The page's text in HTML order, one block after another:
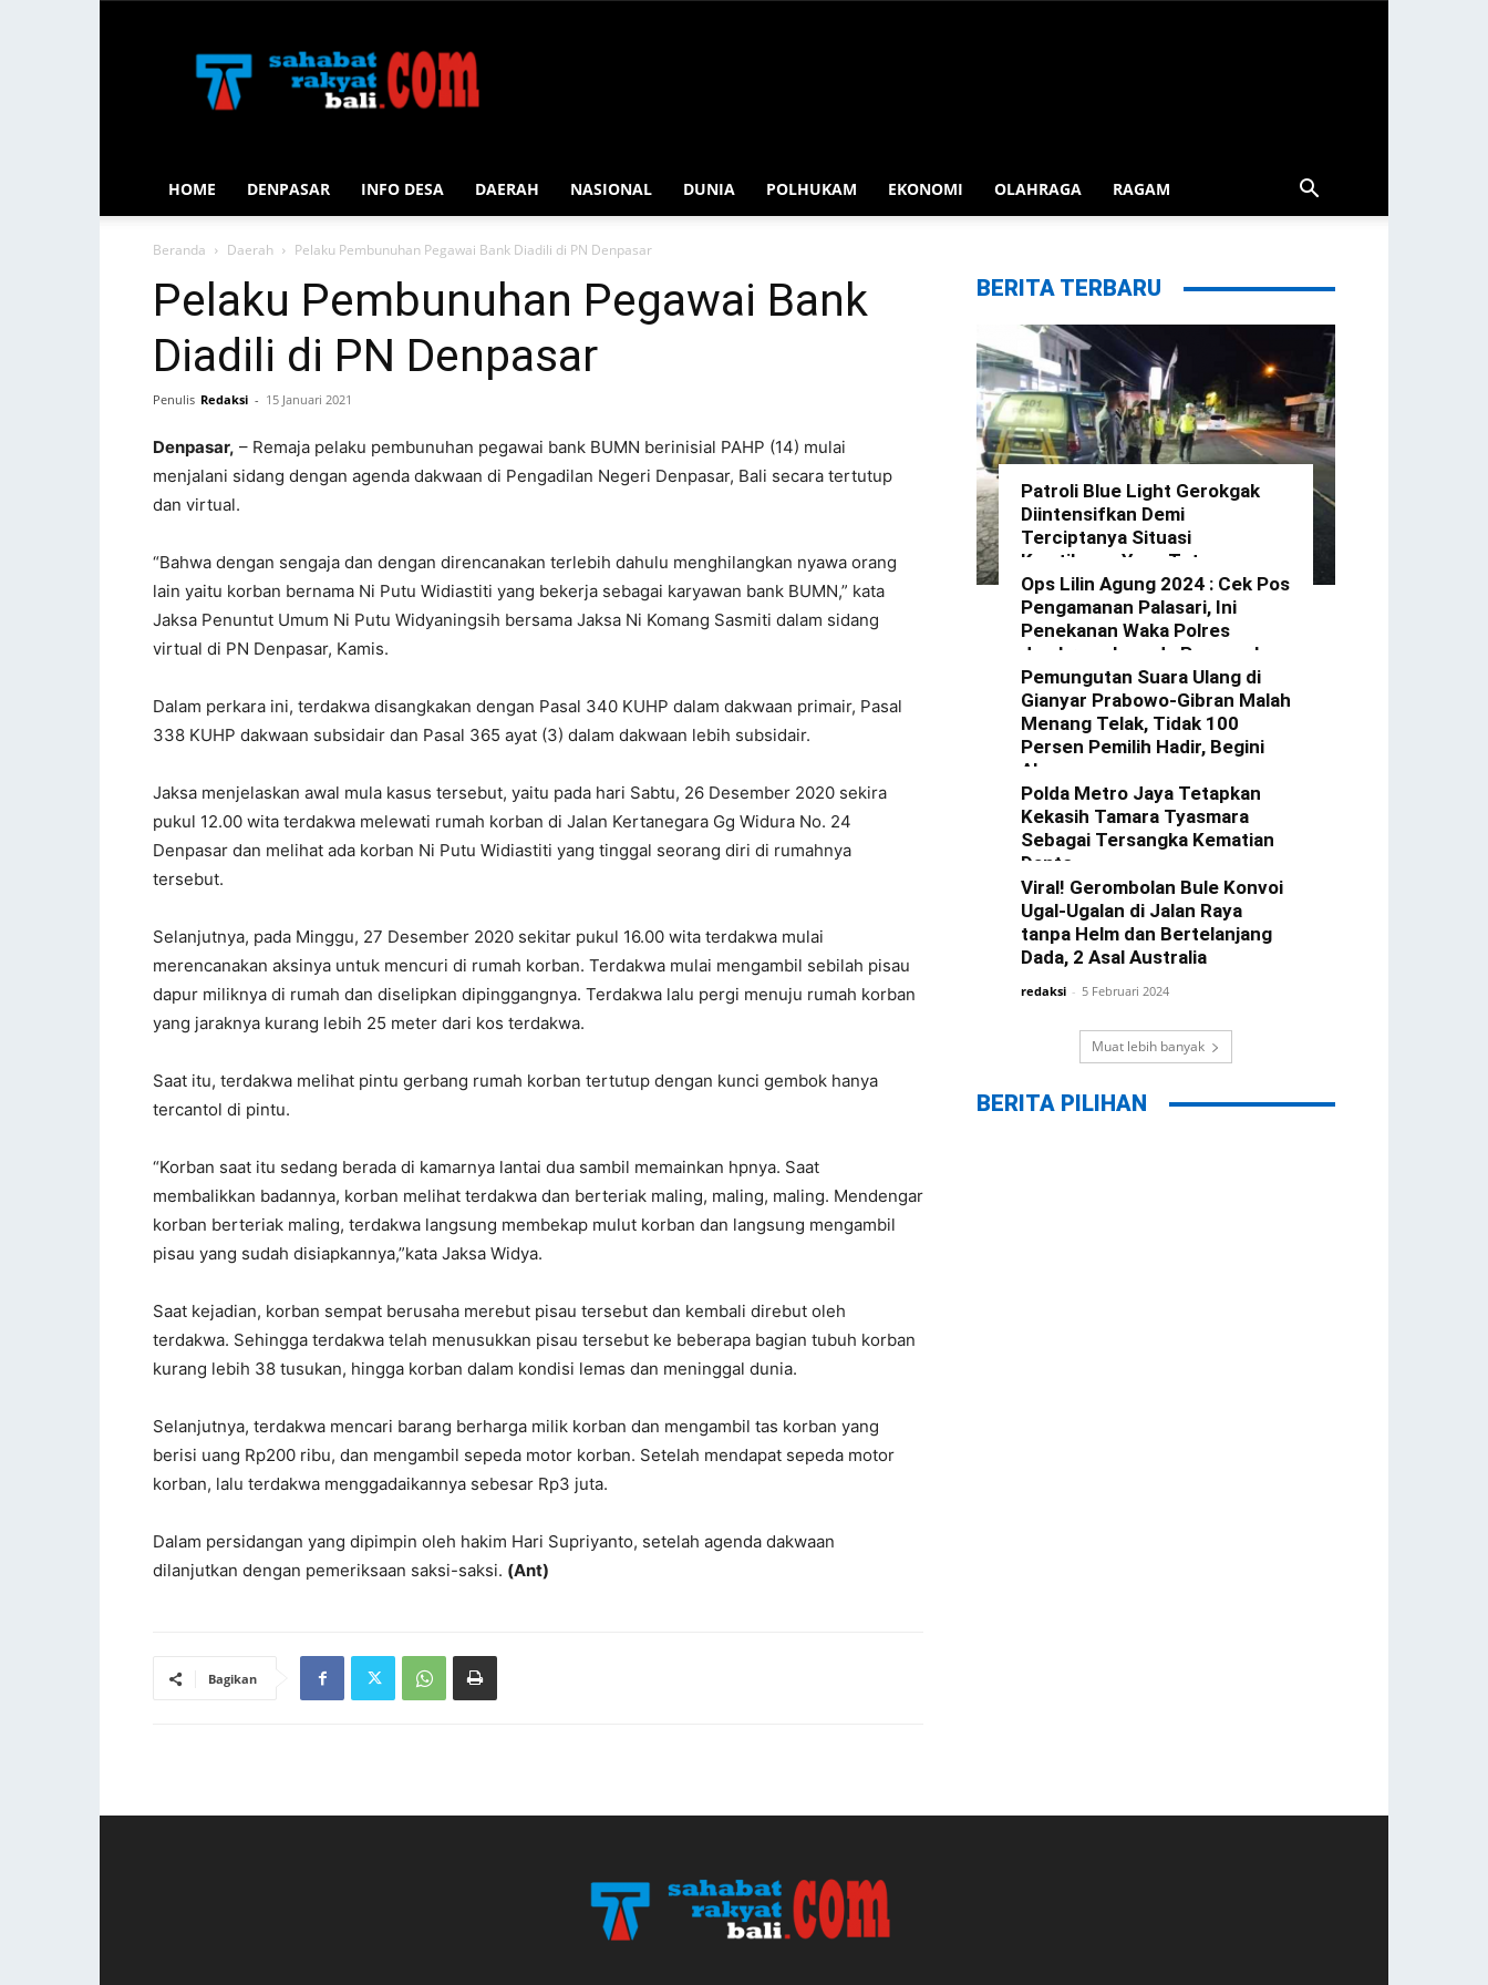
Rakyat
Bali
HOME DENPASAR INFO DESA DAERAH NASIONAL DUNIA POLHUKAM EKONOMI OLAHRAGA RAGAM
Beranda Daerah Pelaku Pembunuhan Pegawai Bank Diadili di PN Denpasar
Pelaku Pembunuhan Pegawai Bank
Diadili di PN Denpasar
Penulis Redaksi - 15 Januari 2021
Denpasar, – Remaja pelaku pembunuhan pegawai bank BUMN berinisial PAHP (14) mulai
menjalani sidang dengan agenda dakwaan di Pengadilan Negeri Denpasar, Bali secara tertutup
dan virtual.
“Bahwa dengan sengaja dan dengan direncanakan terlebih dahulu menghilangkan nyawa orang
lain yaitu korban bernama Ni Putu Widiastiti yang bekerja sebagai karyawan bank BUMN,” kata
Jaksa Penuntut Umum Ni Putu Widyaningsih bersama Jaksa Ni Komang Sasmiti dalam sidang
virtual di PN Denpasar, Kamis.
Dalam perkara ini, terdakwa disangkakan dengan Pasal 340 KUHP dalam dakwaan primair, Pasal
338 KUHP dakwaan subsidair dan Pasal 365 ayat (3) dalam dakwaan lebih subsidair.
Jaksa menjelaskan awal mula kasus tersebut, yaitu pada hari Sabtu, 26 Desember 2020 sekira
pukul 12.00 wita terdakwa melewati rumah korban di Jalan Kertanegara Gg Widura No. 24
Denpasar dan melihat ada korban Ni Putu Widiastiti yang tinggal seorang diri di rumahnya
tersebut.
Selanjutnya, pada Minggu, 27 Desember 2020 sekitar pukul 16.00 wita terdakwa mulai
merencanakan aksinya untuk mencuri di rumah korban. Terdakwa mulai mengambil sebilah pisau
dapur miliknya di rumah dan diselipkan dipinggangnya. Terdakwa lalu pergi menuju rumah korban
yang jaraknya kurang lebih 25 meter dari kos terdakwa.
Saat itu, terdakwa melihat pintu gerbang rumah korban tertutup dengan kunci gembok hanya
tercantol di pintu.
“Korban saat itu sedang berada di kamarnya lantai dua sambil memainkan hpnya. Saat
membalikkan badannya, korban melihat terdakwa dan berteriak maling, maling, maling. Mendengar
korban berteriak maling, terdakwa langsung membekap mulut korban dan langsung mengambil
pisau yang sudah disiapkannya,”kata Jaksa Widya.
Saat kejadian, korban sempat berusaha merebut pisau tersebut dan kembali direbut oleh
terdakwa. Sehingga terdakwa telah menusukkan pisau tersebut ke beberapa bagian tubuh korban
kurang lebih 38 tusukan, hingga korban dalam kondisi lemas dan meninggal dunia.
Selanjutnya, terdakwa mencari barang berharga milik korban dan mengambil tas korban yang
berisi uang Rp200 ribu, dan mengambil sepeda motor korban. Setelah mendapat sepeda motor
korban, lalu terdakwa menggadaikannya sebesar Rp3 juta.
Dalam persidangan yang dipimpin oleh hakim Hari Supriyanto, setelah agenda dakwaan
dilanjutkan dengan pemeriksaan saksi-saksi. (Ant)
Bagikan
BERITA TERBARU
Patroli Blue Light Gerokgak
Diintensifkan Demi
Terciptanya Situasi
Kamtibmas Yang Tetap
Kondusif Di Wilkum Gerokgak
redaksi - 3 Januari 2025
Ops Lilin Agung 2024 : Cek Pos
Pengamanan Palasari, Ini
Penekanan Waka Polres
Jembrana kepada Personel
Yang Bertugas
redaksi - 23 Desember 2024
Pemungutan Suara Ulang di
Gianyar Prabowo-Gibran Malah
Menang Telak, Tidak 100
Persen Pemilih Hadir, Begini
Alasannya
redaksi - 22 Februari 2024
Polda Metro Jaya Tetapkan
Kekasih Tamara Tyasmara
Sebagai Tersangka Kematian
Dante
redaksi - 12 Februari 2024
Viral! Gerombolan Bule Konvoi
Ugal-Ugalan di Jalan Raya
tanpa Helm dan Bertelanjang
Dada, 2 Asal Australia
redaksi - 5 Februari 2024
Muat lebih banyak
BERITA PILIHAN